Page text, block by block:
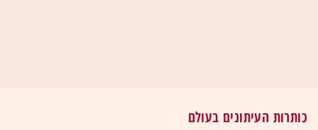
כותרות העיתונים בעולם